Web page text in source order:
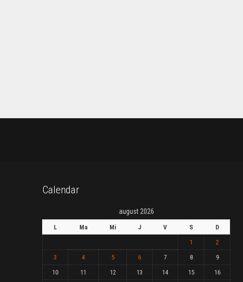
Calendar
august 2026
L Ma Mi J V S
D
1
2
3
4 5 6 7 8
9
10
11 12 13 14 15 16